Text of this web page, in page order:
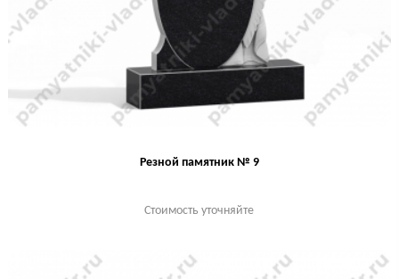
Резной памятник № 9
Стоимость уточняйте